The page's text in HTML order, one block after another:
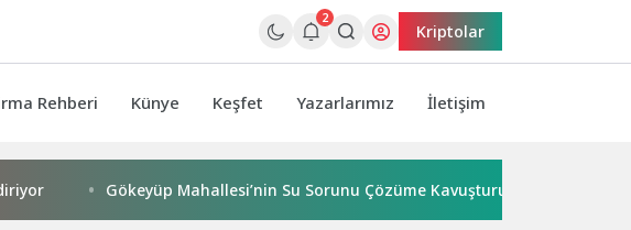
2
Kriptolar
Rehberi Künye Keşfet Yazarlarımız İletişim
Gökeyüp Mahallesi’nin Su Sorunu Çözüme Kavuşturuldu